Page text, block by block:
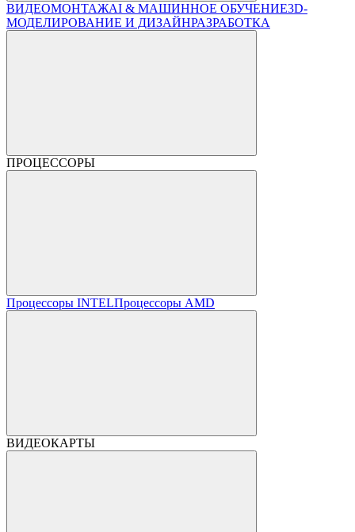
ВИДЕОМОНТАЖAI & МАШИННОЕ ОБУЧЕНИЕ3D-
МОДЕЛИРОВАНИЕ И ДИЗАЙНРАЗРАБОТКА
ПРОЦЕССОРЫ
Процессоры INTELПроцессоры AMD
ВИДЕОКАРТЫ